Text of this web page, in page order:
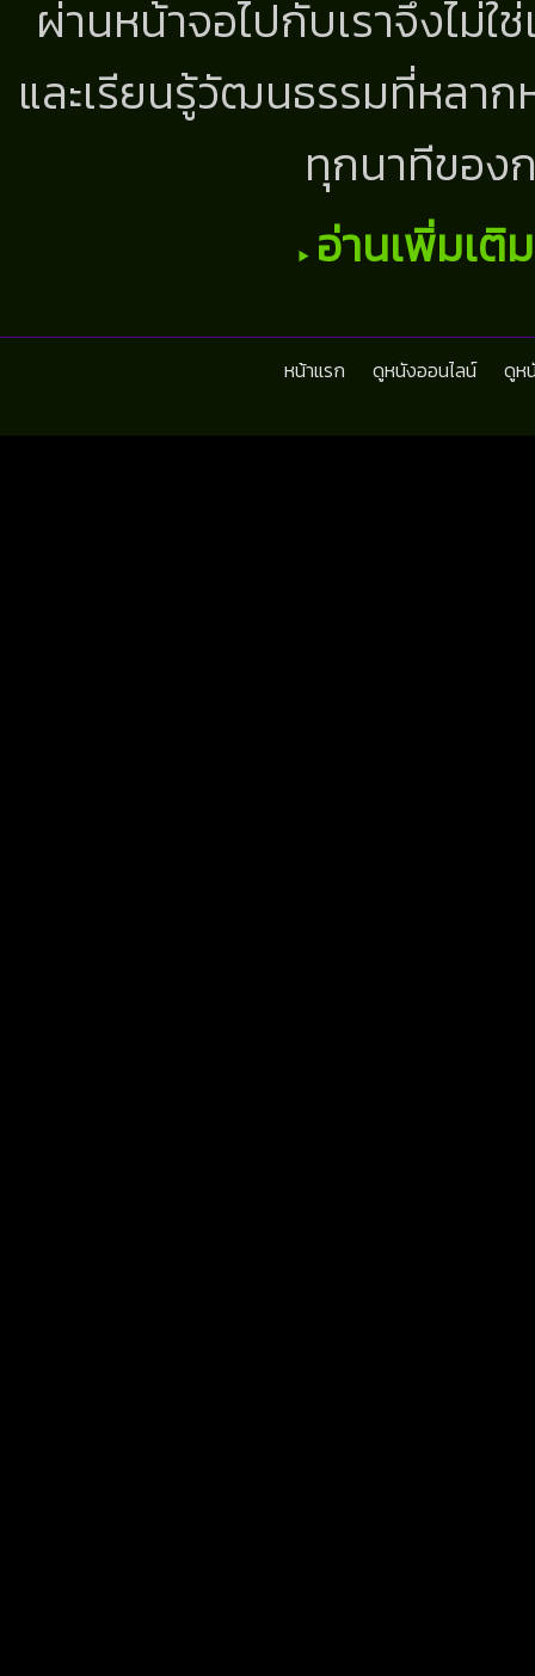
ผ่านหน้าจอไปกับเราจึงไม่
และเรียนรู้วัฒนธรรมที่หลา
ทุกนาทีขอ
อ่านเพิ่มเติ
หน้าแรก ดูหนังออนไลน์ ดูห